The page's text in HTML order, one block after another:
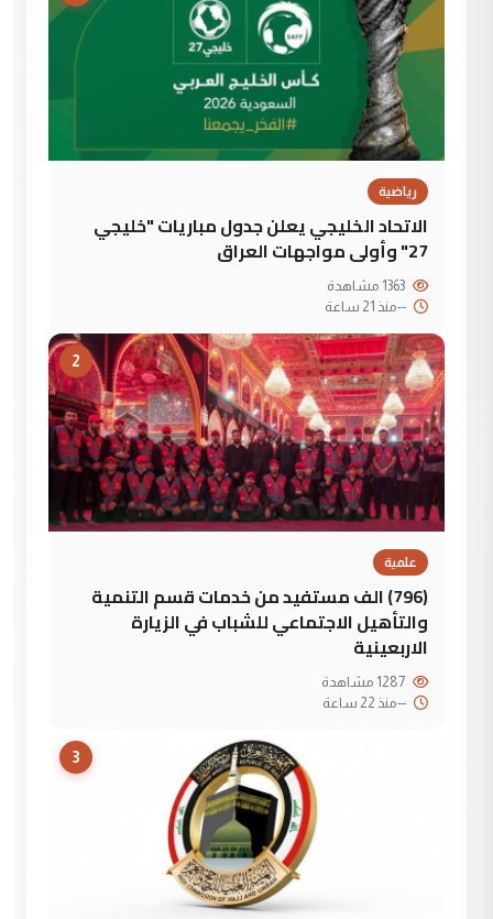
رياضية
الاتحاد الخليجي يعلن جدول مباريات "خليجي
27" وأولى مواجهات العراق
--منذ 21 ساعة
2
علمية
(796) الف مستفيد من خدمات قسم التنمية
والتأهيل الاجتماعي للشباب في الزيارة
الاربعينية
--منذ 22 ساعة
3